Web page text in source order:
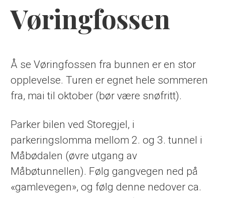
Vøringfossen
Å se Vøringfossen fra bunnen er en stor
opplevelse. Turen er egnet hele sommeren
fra, mai til oktober (bør være snøfritt).
Parker bilen ved Storegjel, i
parkeringslomma mellom 2. og 3. tunnel i
Måbødalen (øvre utgang av
Måbøtunnellen). Følg gangvegen ned på
«gamlevegen», og følg denne nedover ca.